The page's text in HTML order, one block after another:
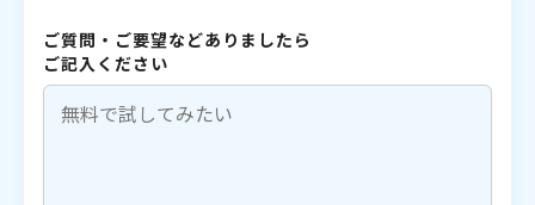
ご質問・ご要望などありましたら
ご記入ください